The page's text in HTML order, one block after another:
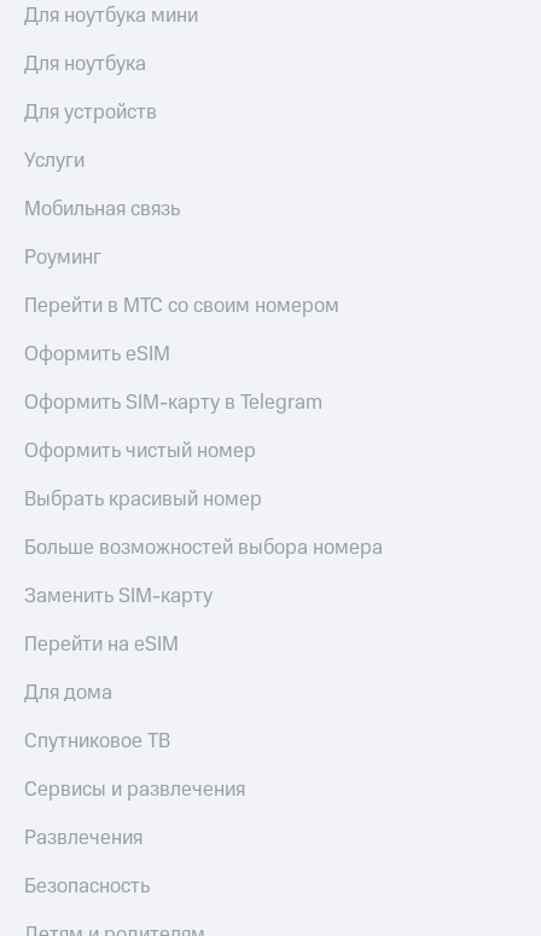
Для ноутбука мини
Для ноутбука
Для устройств
Услуги
Мобильная связь
Роуминг
Перейти в МТС со своим номером
Оформить eSIM
Оформить SIM-карту в Telegram
Оформить чистый номер
Выбрать красивый номер
Больше возможностей выбора номера
Заменить SIM-карту
Перейти на eSIM
Для дома
Спутниковое ТВ
Сервисы и развлечения
Развлечения
Безопасность